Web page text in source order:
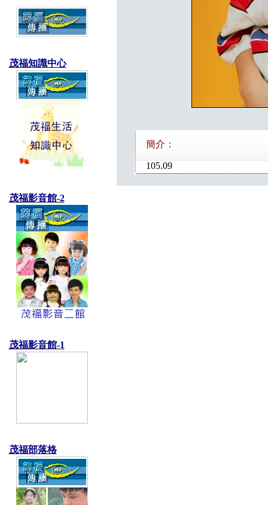
茂福知識中心
茂福影音館-2
茂福影音館-1
茂福部落格
簡介：
105.09